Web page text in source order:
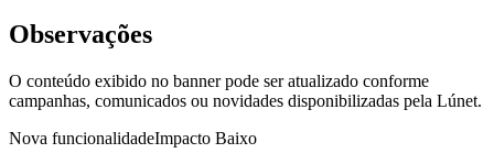
Observações
O conteúdo exibido no banner pode ser atualizado conforme
campanhas, comunicados ou novidades disponibilizadas pela Lúnet.
Nova funcionalidadeImpacto Baixo